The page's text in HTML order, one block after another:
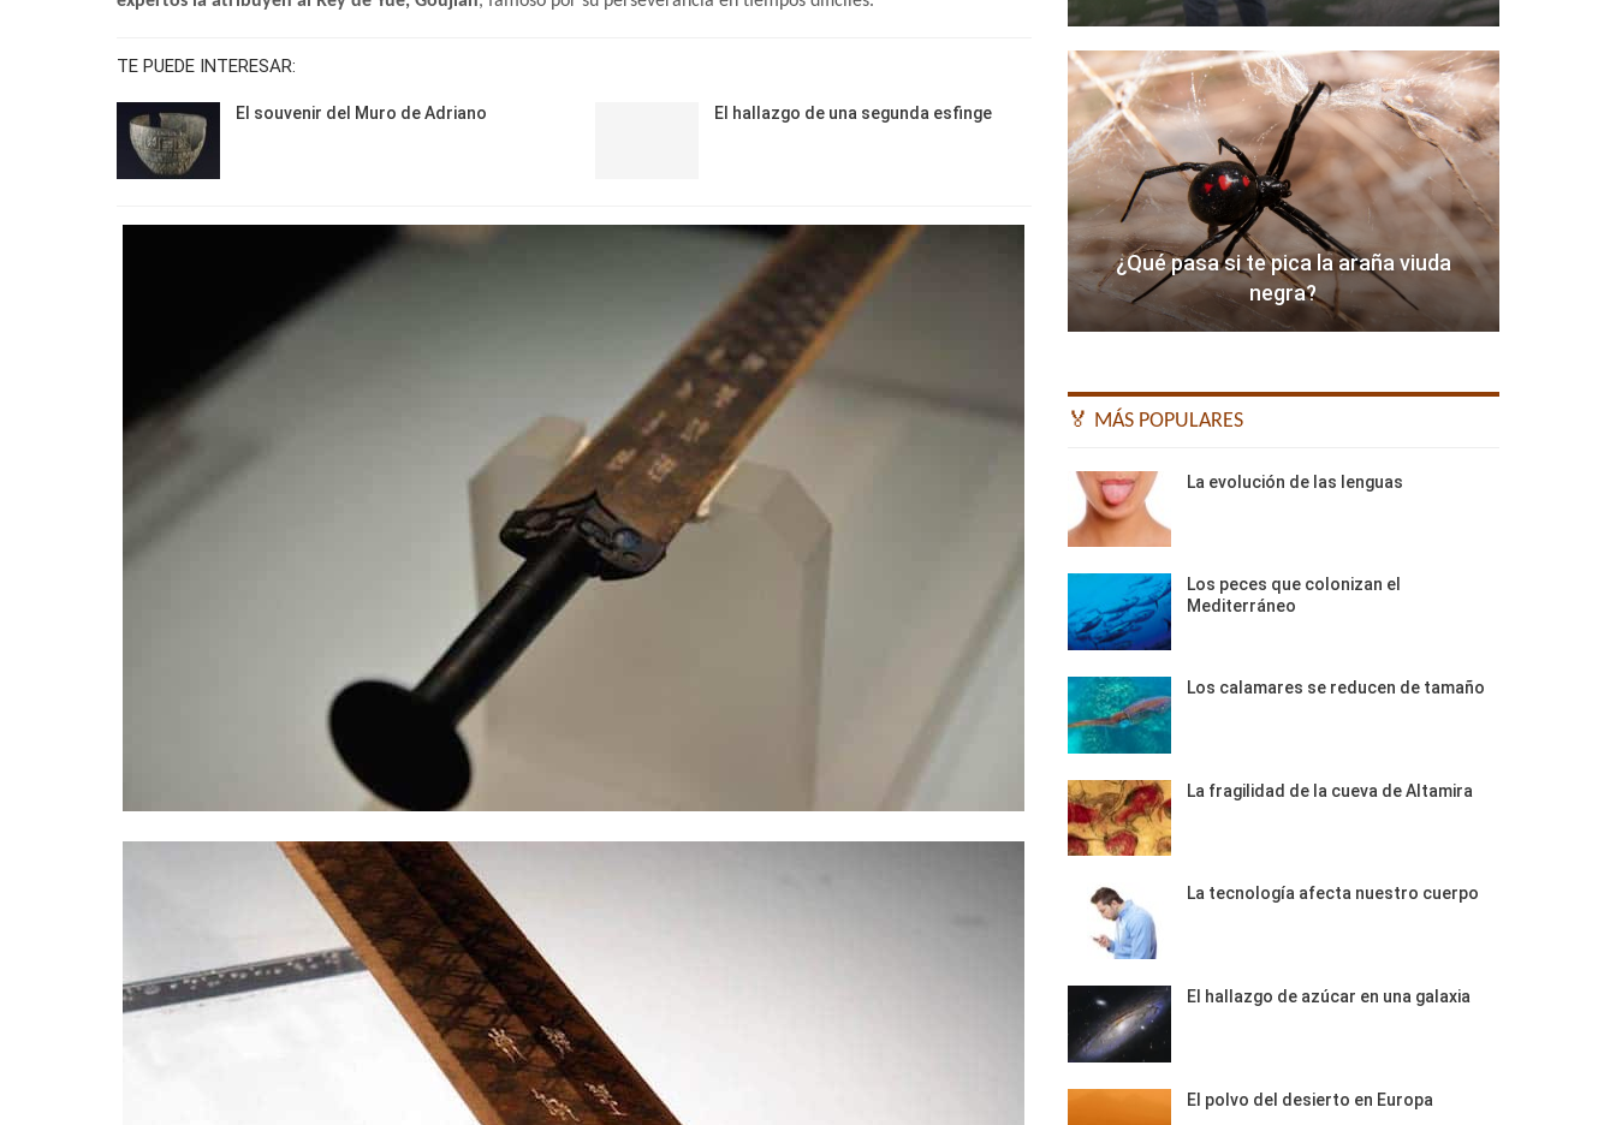
TE PUEDE INTERESAR:
El souvenir del Muro de Adriano El hallazgo de una segunda esfinge
¿Qué pasa si te pica la araña viuda
negra?
🏅 MÁS POPULARES
La evolución de las lenguas
Los peces que colonizan el
Mediterráneo
Los calamares se reducen de tamaño
La fragilidad de la cueva de Altamira
La tecnología afecta nuestro cuerpo
El hallazgo de azúcar en una galaxia
El polvo del desierto en Europa